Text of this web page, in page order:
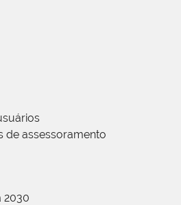
de assessoramento
2030